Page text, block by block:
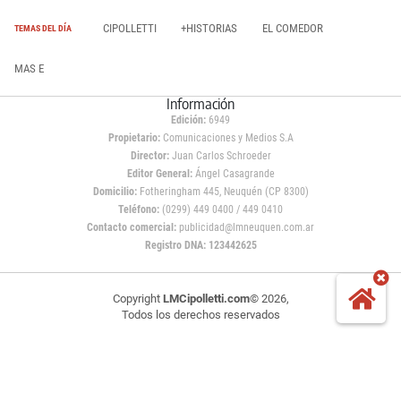
TEMAS DEL DÍA CIPOLLETTI +HISTORIAS EL COMEDOR
MAS E
Información
Edición: 6949
Propietario:Comunicaciones y Medios S.A
Director: Juan Carlos Schroeder
Editor General:Ángel Casagrande
Domicilio:Fotheringham 445, Neuquén (CP 8300)
Teléfono: (0299) 449 0400 / 449 0410
Contacto comercial: publicidad@lmneuquen.com.ar
Registro DNA: 123442625
Copyright LMCipolletti.com© 2026,
Todos los derechos reservados